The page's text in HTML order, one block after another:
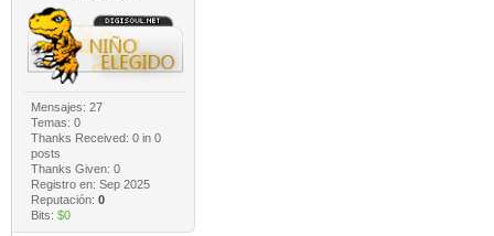
Mensajes: 27
Temas: 0
Thanks Received: 0in 0
posts
Thanks Given: 0
Registro en: Sep 2025
Reputación: 0
Bits: $0